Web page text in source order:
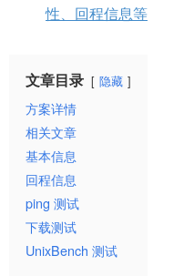
性、回程信息等
文章目录 隐藏
方案详情
相关文章
基本信息
回程信息
ping 测试
下载测试
UnixBench 测试